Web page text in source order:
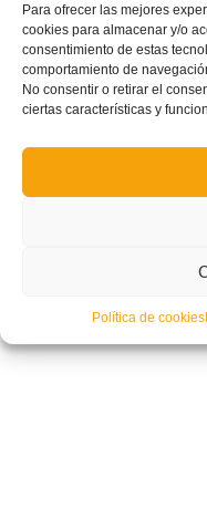
Para ofrecer las mejores
cookies para almacenar y/o
consentimiento de estas
comportamiento de
No consentir o retirar el
ciertas características y
Política de cookies
Campeones DHJ